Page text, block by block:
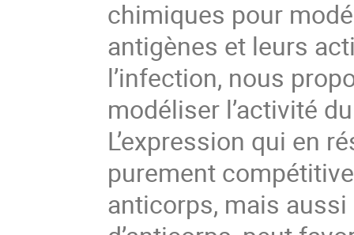
chimiques pour
antigènes et leurs
l’infection, nous
modéliser l’activité
L’expression qui en
purement
anticorps, mais